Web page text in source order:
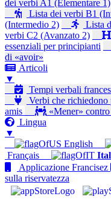
dei verbi A1 (Elementare 1)
Lista dei verbi B1
(Intermedio 2)
Lista
verbi C2 (Avanzato 2)
essenziali per principianti
di «avoir»
Articoli
▼
Tempi verbali
Verbi che richiedono
amis
«Mener»
Lingua
▼
English
Français
Applicazione Francisez
sulla riservatezza